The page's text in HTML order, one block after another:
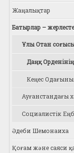
Жаңалықтар
Батырлар –
Ұлы Отан
Даңқ
Кеңес
Ауғанстандағы
Социалистік
Әдеби Шемонаиха
Қоғам және саяси